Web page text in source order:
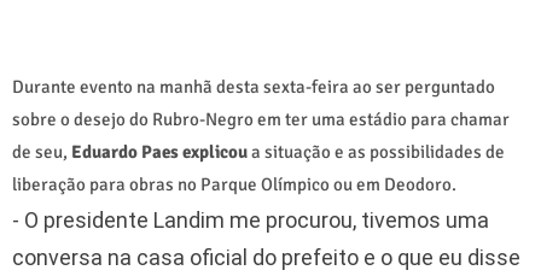
Durante evento na manhã desta sexta-feira ao ser perguntado
sobre o desejo do Rubro-Negro em ter uma estádio para chamar
de seu, Eduardo Paes explicoua situação e as possibilidades de
liberação para obras no Parque Olímpico ou em Deodoro.
- O presidente Landim me procurou, tivemos uma
conversa na casa oficial do prefeito e o que eu disse